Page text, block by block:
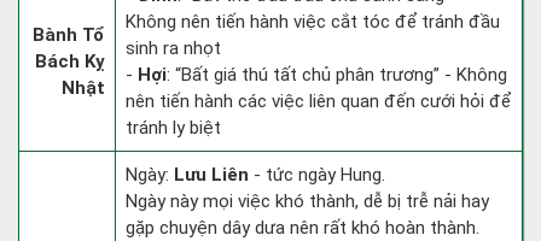
Bành Tổ
Bách Kỵ
Nhật
Không nên tiến hành việc cắt tóc để tránh đầu
sinh ra nhọt
- Hợi: “Bất giá thú tất chủ phân trương” - Không
nên tiến hành các việc liên quan đến cưới hỏi để
tránh ly biệt
Ngày: Lưu Liên - tức ngày Hung.
Ngày này mọi việc khó thành, dễ bị trễ nải hay
gặp chuyện dây dưa nên rất khó hoàn thành.